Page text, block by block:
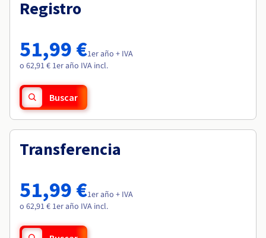
Precios
Roadmap & Changelog
Observabilidad
Roadmap y Changelog
Roadmap & Changelog
Roadmap & Changelog
Roadmap & Changelog
Registro
51,99 €1er año + IVA
o 62,91 € 1er año IVA incl.
Buscar
Transferencia
51,99 €1er año + IVA
o 62,91 € 1er año IVA incl.